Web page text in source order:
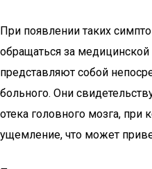
При появлении таких
обращаться за
представляют собой
больного. Они
отека головного мозга,
ущемление, что может